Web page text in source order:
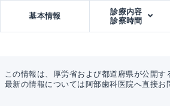
基本情報
診療内容
診察時間
この情報は、厚労省および都道府県が公開す
最新の情報については阿部歯科医院へ直接お